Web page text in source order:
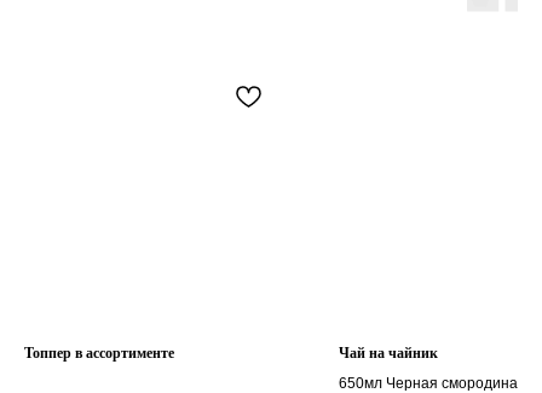
Топпер в ассортименте
Чай на чайник
650мл Черная смородина